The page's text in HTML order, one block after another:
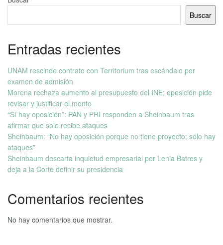
Buscar
Entradas recientes
UNAM rescinde contrato con Territorium tras escándalo por
examen de admisión
Morena rechaza aumento al presupuesto del INE; oposición pide
revisar y justificar el monto
“Sí hay oposición”: PAN y PRI responden a Sheinbaum tras
afirmar que solo recibe ataques
Sheinbaum: “No hay oposición porque no tiene proyecto; sólo hay
ataques”
Sheinbaum descarta inquietud empresarial por Lenia Batres y
deja a la Corte definir su presidencia
Comentarios recientes
No hay comentarios que mostrar.